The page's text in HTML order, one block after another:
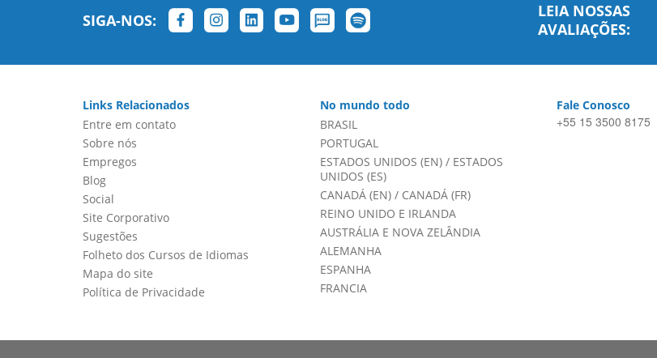
SIGA-NOS:
LEIA NOSSAS
AVALIAÇÕES:
Links Relacionados
Entre em contato
Sobre nós
Empregos
Blog
Social
Site Corporativo
Sugestões
Folheto dos Cursos de Idiomas
Mapa do site
Política de Privacidade
No mundo todo
BRASIL
PORTUGAL
ESTADOS UNIDOS (EN)/ ESTADOS
UNIDOS (ES)
CANADÁ (EN)/ CANADÁ (FR)
REINO UNIDO E IRLANDA
AUSTRÁLIA E NOVA ZELÂNDIA
ALEMANHA
ESPANHA
FRANCIA
Fale Conosco
+55 15 3500 8175